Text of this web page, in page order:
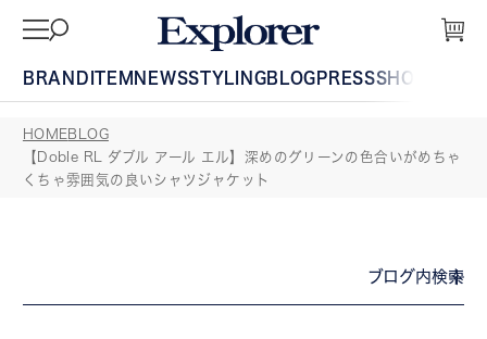
BRANDITEMNEWSSTYLINGBLOGPRESSSHOP
HOMEBLOG
【Doble RL ダブル アール エル】深めのグリーンの色合いがめちゃ
くちゃ雰囲気の良いシャツジャケット
ブログ内検索